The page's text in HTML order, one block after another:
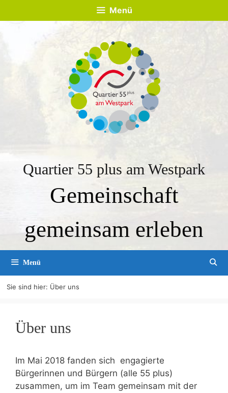
Inhalt
zur
Inhalt
Menü
Quartier 55 plus am Westpark
Gemeinschaft
gemeinsam erleben
Menü
Sie sind hier: Über uns
Über uns
Im Mai 2018 fanden sich engagierte
Bürgerinnen und Bürgern (alle 55 plus)
zusammen, um im Team gemeinsam mit der